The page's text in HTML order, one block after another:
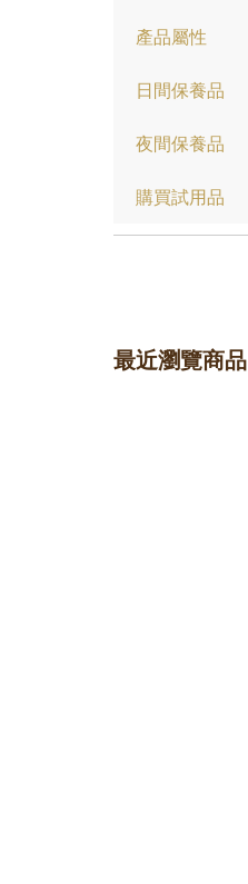
產品屬性
日間保養品
夜間保養品
購買試用品
最近瀏覽商品